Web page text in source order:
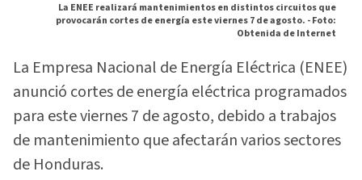
La ENEE realizará mantenimientos en distintos circuitos que
provocarán cortes de energía este viernes 7 de agosto. -Foto:
Obtenida de Internet
La Empresa Nacional de Energía Eléctrica (ENEE)
anunció cortes de energía eléctrica programados
para este viernes 7 de agosto, debido a trabajos
de mantenimiento que afectarán varios sectores
de Honduras.